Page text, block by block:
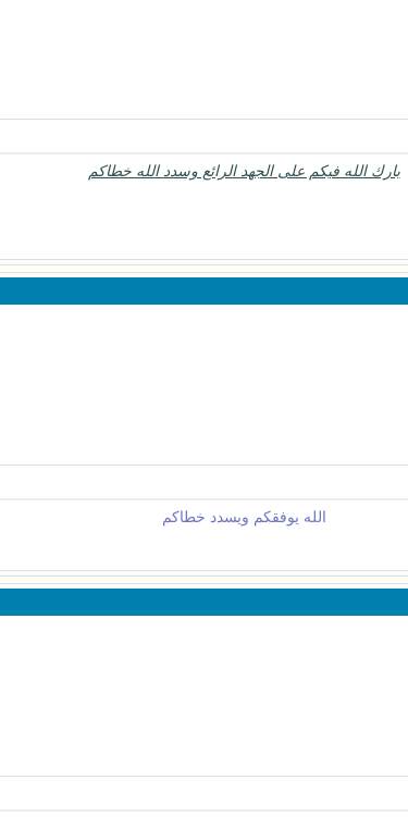
بارك الله فيكم على الجهد الرائع وسدد الله خطاكم
الله يوفقكم ويسدد خطاكم